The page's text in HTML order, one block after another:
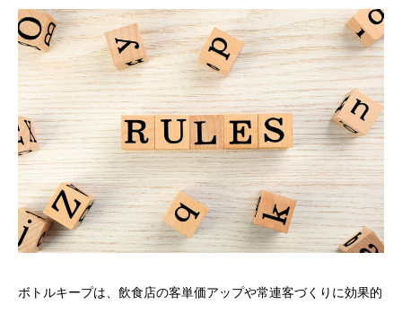
ボトルキープは、飲食店の客単価アップや常連客づくりに効果的